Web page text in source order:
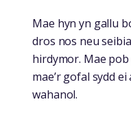
Mae hyn yn gallu
dros nos neu
hirdymor. Mae
mae’r gofal sydd
wahanol.